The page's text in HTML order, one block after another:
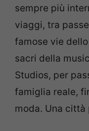
sempre più
viaggi, tra
famose vie
sacri della
Studios, per
famiglia reale,
moda. Una